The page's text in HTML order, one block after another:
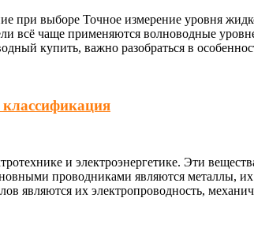
при выборе Точное измерение уровня
всё чаще применяются волноводные
купить, важно разобраться в
и электроэнергетике. Эти
проводниками являются металлы,
являются их электропроводность,